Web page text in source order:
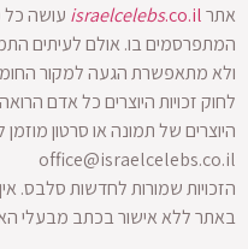
israelcelebs.co.il
עושה כל מאמץ
בו. אולם לעיתים
זכויות היוצרים כל אדם הרואה
של תמונה או סרטון מוזמן
שמורות לחדשות סלבס. אין
ללא אישור בכתב מבעלי האתר.